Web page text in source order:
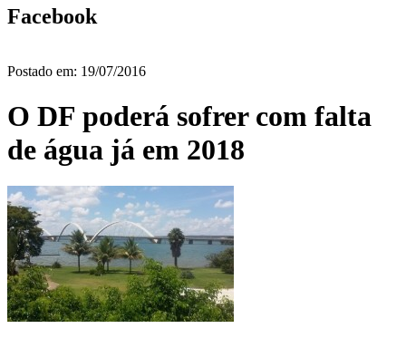
Facebook
Postado em: 19/07/2016
O DF poderá sofrer com falta
de água já em 2018